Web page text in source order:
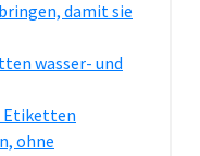
damit sie
wasser- und
Etiketten
ohne